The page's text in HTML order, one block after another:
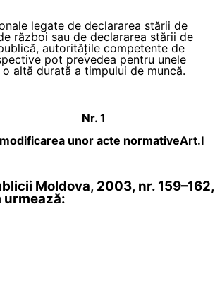
legate de declararea stării de
război sau de declararea stării de
autoritățile competente de
pot prevedea pentru unele
altă durată a timpului de muncă.
Nr. 1
unor acte normativeArt.I
Moldova, 2003, nr. 159–162,
urmează: